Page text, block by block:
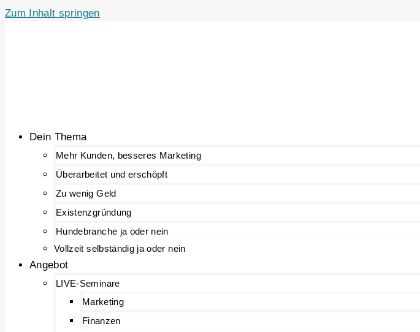
Zum Inhalt springen
Dein Thema
Mehr Kunden, besseres Marketing
Überarbeitet und erschöpft
Zu wenig Geld
Existenzgründung
Hundebranche ja oder nein
Vollzeit selbständig ja oder nein
Angebot
LIVE-Seminare
Marketing
Finanzen